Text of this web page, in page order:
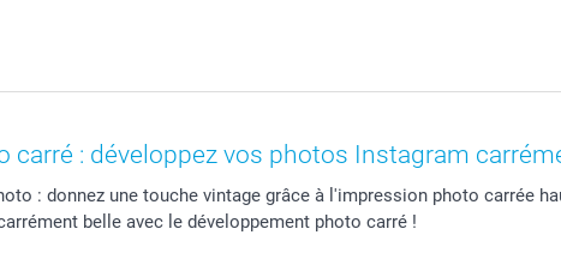
carré : développez vos photos Instagram
: donnez une touche vintage grâce à l'impression photo carrée
belle avec le développement photo carré !